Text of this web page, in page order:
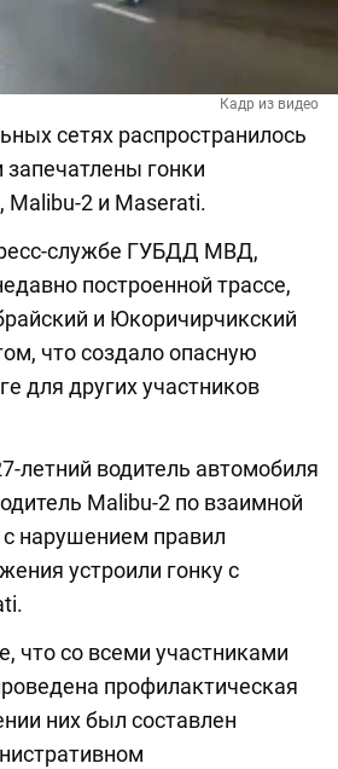
Кадр из видео
сетях распространилось
гонки
Malibu-2 и Maserati.
службе ГУБДД МВД,
построенной трассе,
и Юкоричирчикский
что создало опасную
для других участников
летний водитель автомобиля
Malibu-2 по взаимной
нарушением правил
устроили гонку с
что со всеми участниками
профилактическая
них был составлен